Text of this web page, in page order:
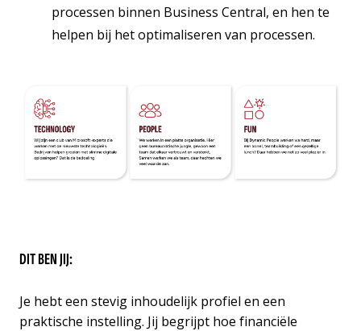
processen binnen Business Central, en hen te
helpen bij het optimaliseren van processen.
DIT BEN JIJ:
Je hebt een stevig inhoudelijk profiel en een
praktische instelling. Jij begrijpt hoe financiële